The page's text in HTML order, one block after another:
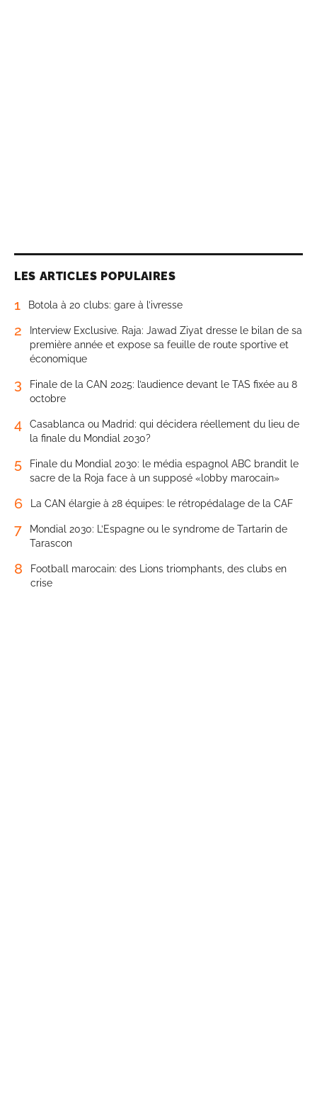
LES ARTICLES POPULAIRES
1 Botola à 20 clubs: gare à l’ivresse
2
Interview Exclusive. Raja: Jawad Ziyat dresse le bilan de sa
première année et expose sa feuille de route sportive et
économique
3
Finale de la CAN 2025: l’audience devant le TAS fixée au 8
octobre
4
Casablanca ou Madrid: qui décidera réellement du lieu de
la finale du Mondial 2030?
5
Finale du Mondial 2030: le média espagnol ABC brandit le
sacre de la Roja face à un supposé «lobby marocain»
6 La CAN élargie à 28 équipes: le rétropédalage de la CAF
7
Mondial 2030: L’Espagne ou le syndrome de Tartarin de
Tarascon
8
Football marocain: des Lions triomphants, des clubs en
crise